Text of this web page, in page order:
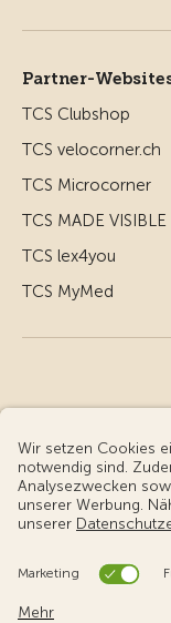
Partner-
TCS Clubshop
TCS velocorner.ch
TCS Microcorner
TCS MADE VISIBLE
TCS lex4you
TCS MyMed